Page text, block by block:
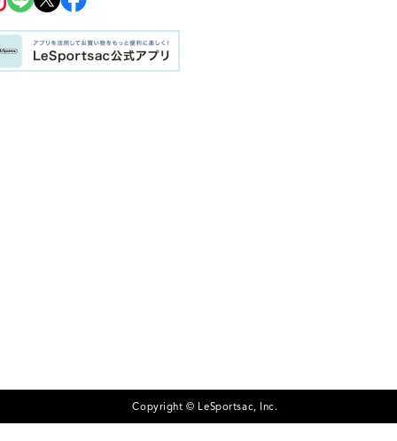
Copyright © LeSportsac, Inc.